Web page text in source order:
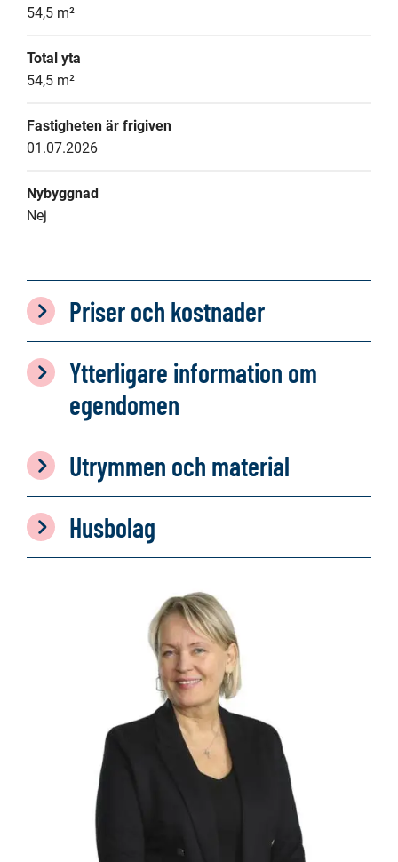
54,5 m²
Total yta
54,5 m²
Fastigheten är frigiven
01.07.2026
Nybyggnad
Nej
Priser och kostnader
Ytterligare information om
egendomen
Utrymmen och material
Husbolag